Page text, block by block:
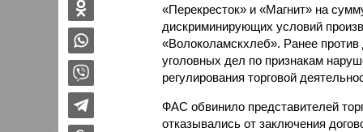
«Перекресток» и «Магнит» на
дискриминирующих условий
«Волоколамскхлеб». Ранее
уголовных дел по признакам
регулирования торговой
ФАС обвинило представителей
отказывались от заключения